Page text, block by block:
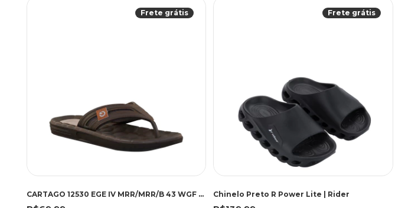
Frete grátis
CARTAGO 12530 EGE IV MRR/MRR/B 43 WGF 12530 MARROM/MARROM/BEGE
Frete grátis
Chinelo Preto R Power Lite | Rider